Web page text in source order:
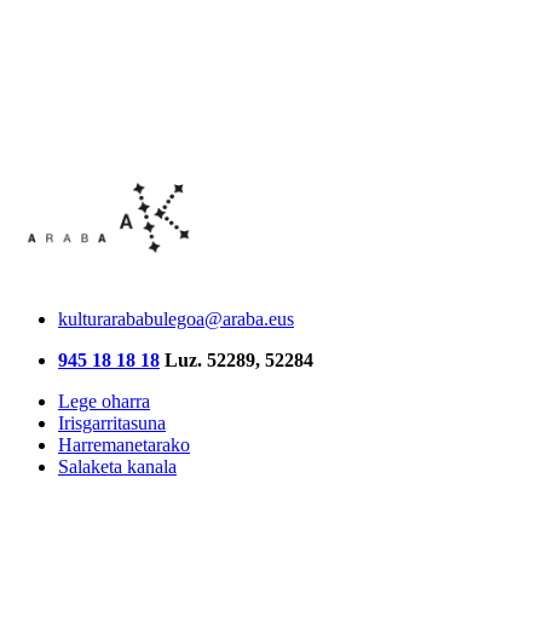
kulturarababulegoa@araba.eus
945 18 18 18 Luz. 52289, 52284
Lege oharra
Irisgarritasuna
Harremanetarako
Salaketa kanala